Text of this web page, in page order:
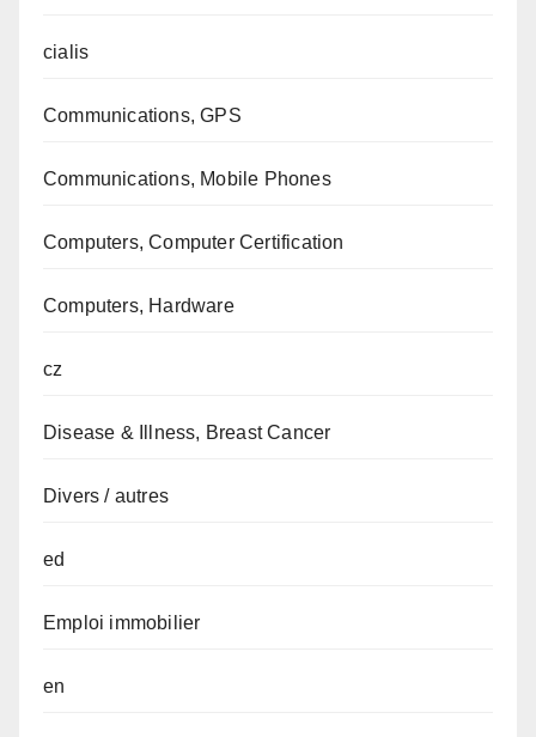
cialis
Communications, GPS
Communications, Mobile Phones
Computers, Computer Certification
Computers, Hardware
cz
Disease & Illness, Breast Cancer
Divers / autres
ed
Emploi immobilier
en